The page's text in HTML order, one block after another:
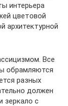
интерьера
цветовой
архитектурной
Все
обрамляются
разных
должен
зеркало с